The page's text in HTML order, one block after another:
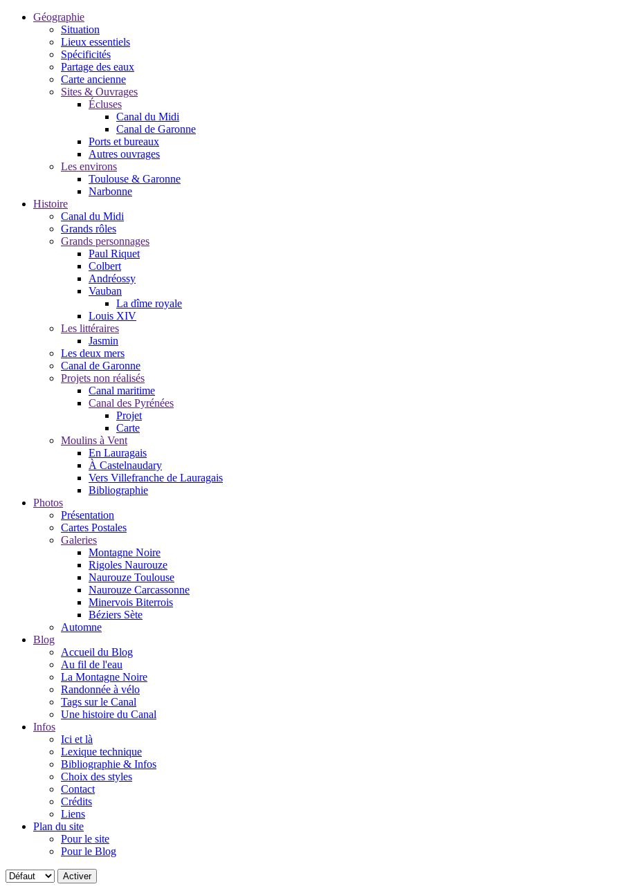
Géographie
Situation
Lieux essentiels
Spécificités
Partage des eaux
Carte ancienne
Sites & Ouvrages
Écluses
Canal du Midi
Canal de Garonne
Ports et bureaux
Autres ouvrages
Les environs
Toulouse & Garonne
Narbonne
Histoire
Canal du Midi
Grands rôles
Grands personnages
Paul Riquet
Colbert
Andréossy
Vauban
La dîme royale
Louis XIV
Les littéraires
Jasmin
Les deux mers
Canal de Garonne
Projets non réalisés
Canal maritime
Canal des Pyrénées
Projet
Carte
Moulins à Vent
En Lauragais
À Castelnaudary
Vers Villefranche de Lauragais
Bibliographie
Photos
Présentation
Cartes Postales
Galeries
Montagne Noire
Rigoles Naurouze
Naurouze Toulouse
Naurouze Carcassonne
Minervois Biterrois
Béziers Sète
Automne
Blog
Accueil du Blog
Au fil de l'eau
La Montagne Noire
Randonnée à vélo
Tags sur le Canal
Une histoire du Canal
Infos
Ici et là
Lexique technique
Bibliographie & Infos
Choix des styles
Contact
Crédits
Liens
Plan du site
Pour le site
Pour le Blog